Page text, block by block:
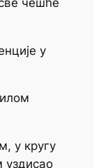
у
у кругу
уздисао